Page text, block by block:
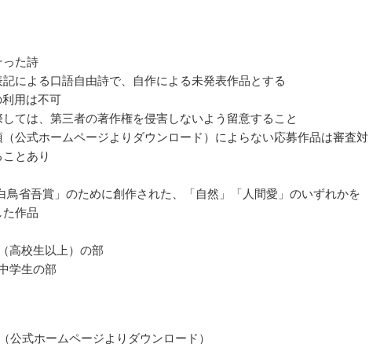
った詩
による口語自由詩で、自作による未発表作品とする
用は不可
ては、第三者の著作権を侵害しないよう留意すること
公式ホームページよりダウンロード）によらない応募作品は審査対
とあり
鳥省吾賞」のために創作された、「自然」「人間愛」のいずれかを
た作品
高校生以上）の部
学生の部
公式ホームページよりダウンロード）